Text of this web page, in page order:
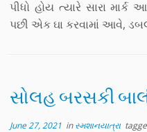
પીધો હોય ત્યારે સારા
પછી એક ઘા કરવામાં આવે,
સોલહ બરસકી
June 27, 2021 inસ્મશાનયાત્રા